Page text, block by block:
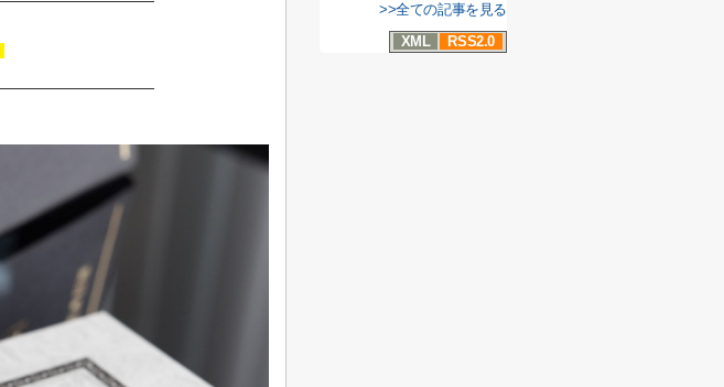
>>全ての記事を見る
XML
RSS2.0